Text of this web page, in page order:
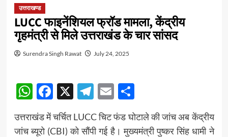
उत्तराखण्ड
LUCC फाइनेंशियल फ्रॉड मामला, केंद्रीय
गृहमंत्री से मिले उत्तराखंड के चार सांसद
Surendra Singh Rawat July 24, 2025
WhatsApp
Facebook
X Telegram
EmailShare
उत्तराखंड में चर्चित LUCC चिट फंड घोटाले की जांच अब केंद्रीय
जांच ब्यूरो (CBI) को सौंपी गई है। मुख्यमंत्री पुष्कर सिंह धामी ने